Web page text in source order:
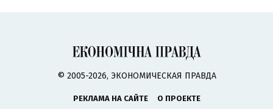
© 2005-2026, ЭКОНОМИЧЕСКАЯ ПРАВДА
РЕКЛАМА НА САЙТЕ
О ПРОЕКТЕ